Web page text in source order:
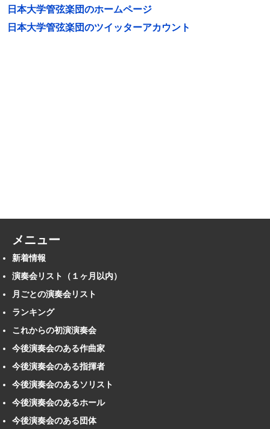
日本大学管弦楽団のホームページ
日本大学管弦楽団のツイッターアカウント
メニュー
新着情報
演奏会リスト（１ヶ月以内）
月ごとの演奏会リスト
ランキング
これからの初演演奏会
今後演奏会のある作曲家
今後演奏会のある指揮者
今後演奏会のあるソリスト
今後演奏会のあるホール
今後演奏会のある団体